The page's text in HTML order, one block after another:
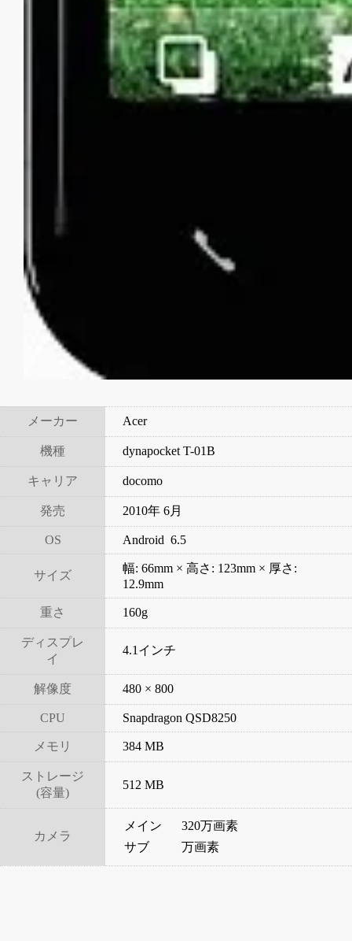
メーカー Acer
機種 dynapocket T-01B
キャリア docomo
発売 2010年 6月
OS Android 6.5
サイズ
幅: 66mm × 高さ: 123mm × 厚さ:
12.9mm
重さ 160g
ディスプレ
イ
4.1インチ
解像度 480 × 800
CPU Snapdragon QSD8250
メモリ 384 MB
ストレージ
(容量)
512 MB
カメラ
メイン
320万画素
サブ
万画素